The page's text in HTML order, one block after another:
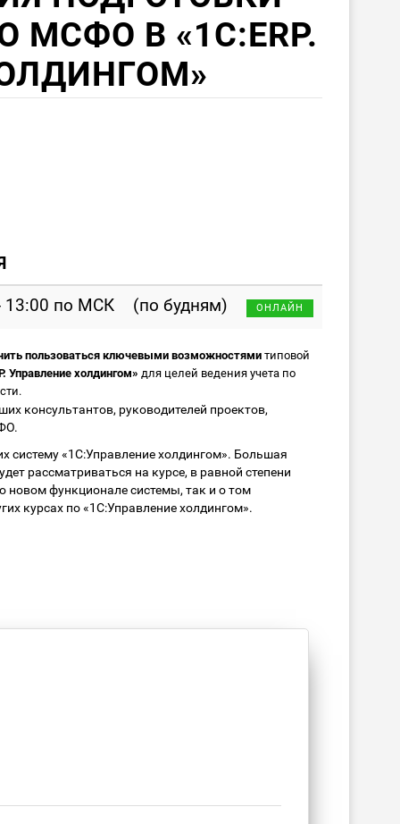
МСФО В «1С:ERP.
13:00 по МСК (по будням) ОНЛАЙН
пользоваться ключевыми возможностямитиповой
Управление холдингом» для целей ведения учета по
консультантов, руководителей проектов,
систему «1С:Управление холдингом». Большая
рассматриваться на курсе, в равной степени
новом функционале системы, так и о том
курсах по «1С:Управление холдингом».